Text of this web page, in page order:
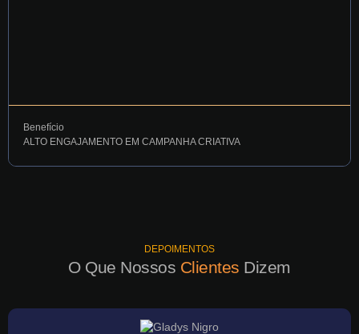
Benefício
ALTO ENGAJAMENTO EM CAMPANHA CRIATIVA
Campanha “Onde Está o Lúpulo?” combinou produção
audiovisual e influenciadores para engajar público e destacar
ingredientes nacionais.
DEPOIMENTOS
O Que Nossos Clientes Dizem